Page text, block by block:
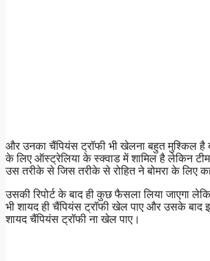
और उनका चैंपियंस ट्रॉफी भी खेलना बहुत मुश्किल है
के लिए ऑस्ट्रेलिया के स्क्वाड में शामिल है लेकिन
उस तरीके से जिस तरीके से रोहित ने बोमरा के लिए
उसकी रिपोर्ट के बाद ही कुछ फैसला लिया जाएगा
भी शायद ही चैंपियंस ट्रॉफी खेल पाए और उसके बाद
शायद चैंपियंस ट्रॉफी ना खेल पाए।